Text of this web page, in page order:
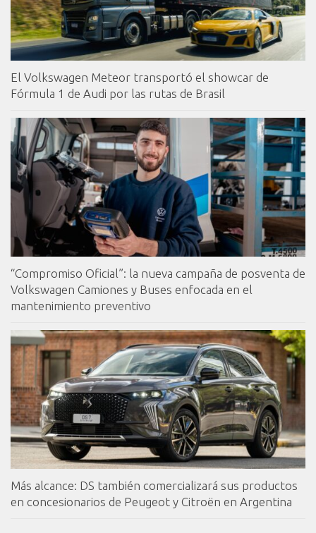
El Volkswagen Meteor transportó el showcar de
Fórmula 1 de Audi por las rutas de Brasil
“Compromiso Oficial”: la nueva campaña de posventa de
Volkswagen Camiones y Buses enfocada en el
mantenimiento preventivo
Más alcance: DS también comercializará sus productos
en concesionarios de Peugeot y Citroën en Argentina